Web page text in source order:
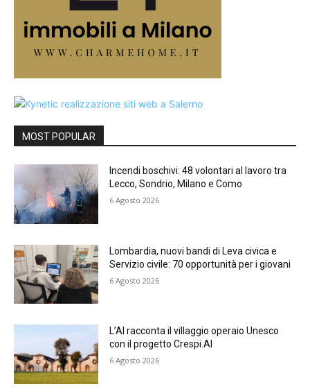
MOST POPULAR
Incendi boschivi: 48 volontari al lavoro tra
Lecco, Sondrio, Milano e Como
6 Agosto 2026
Lombardia, nuovi bandi di Leva civica e
Servizio civile: 70 opportunità per i giovani
6 Agosto 2026
L’AI racconta il villaggio operaio Unesco
con il progetto Crespi.AI
6 Agosto 2026